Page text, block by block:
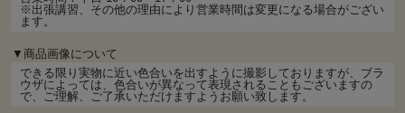
※出張講習、その他の理由により営業時間は変更になる場合がござい
ます。
▼商品画像について
できる限り実物に近い色合いを出すように撮影しておりますが、ブラ
ウザによっては、色合いが異なって表現されることもございますの
で、ご理解、ご了承いただけますようお願い致します。